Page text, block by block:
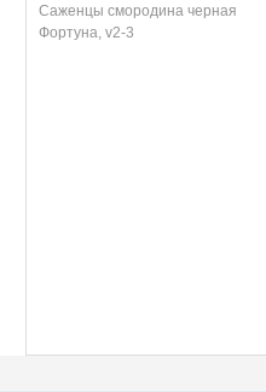
Саженцы смородина черная
Фортуна, v2-3